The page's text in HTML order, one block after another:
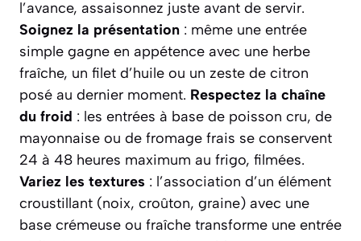
l’avance, assaisonnez juste avant de servir.
Soignez la présentation : même une entrée
simple gagne en appétence avec une herbe
fraîche, un filet d’huile ou un zeste de citron
posé au dernier moment. Respectez la chaîne
du froid : les entrées à base de poisson cru, de
mayonnaise ou de fromage frais se conservent
24 à 48 heures maximum au frigo, filmées.
Variez les textures : l’association d’un élément
croustillant (noix, croûton, graine) avec une
base crémeuse ou fraîche transforme une entrée